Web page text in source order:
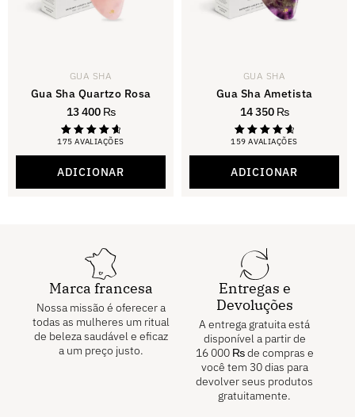
GUA SHA
Gua Sha Quartzo Rosa
13 400 ₨
175 AVALIAÇÕES
Classificaçã
de 5
ADICIONAR
GUA SHA
Gua Sha Ametista
14 350 ₨
159 AVALIAÇÕES
Classificaçã
de 5
ADICIONAR
Marca francesa
Nossa missão é oferecer a
todas as mulheres um ritual
de beleza saudável e eficaz
a um preço justo.
Entregas e
Devoluções
A entrega gratuita está
disponível a partir de
16 000 ₨de compras e
você tem 30 dias para
devolver seus produtos
gratuitamente.